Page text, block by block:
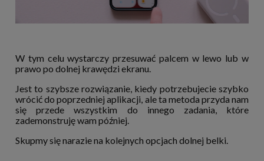
W tym celu wystarczy przesuwać palcem w lewo lub w
prawo po dolnej krawędzi ekranu.
Jest to szybsze rozwiązanie, kiedy potrzebujecie szybko
wrócić do poprzedniej aplikacji, ale ta metoda przyda nam
się przede wszystkim do innego zadania, które
zademonstruję wam później.
Skupmy się narazie na kolejnych opcjach dolnej belki.